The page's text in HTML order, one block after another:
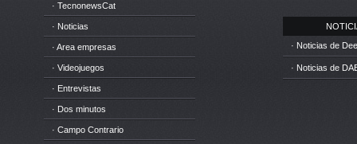
· TecnonewsCat
· Noticias
· Area empresas
· Videojuegos
· Entrevistas
· Dos minutos
· Campo Contrario
· Noticias de
· Noticias de